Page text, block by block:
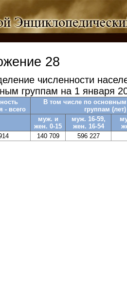
28
численности
группам на 1 января
- всего
В том числе по
группам (лет)
муж. и
жен. 0-15
муж. 16-59,
жен. 16-54
140 709 596 227